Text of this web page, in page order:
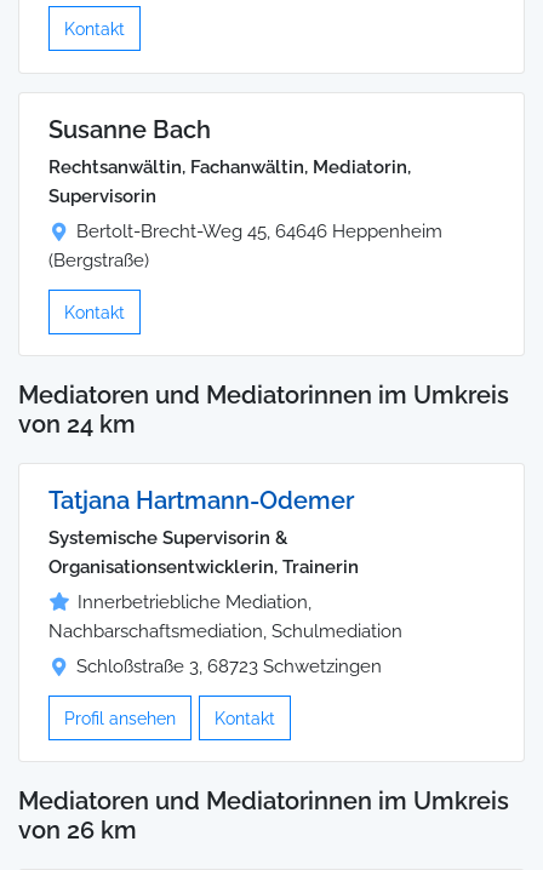
Kontakt
Susanne Bach
Rechtsanwältin, Fachanwältin, Mediatorin,
Supervisorin
Bertolt-Brecht-Weg 45, 64646 Heppenheim
(Bergstraße)
Kontakt
Mediatoren und Mediatorinnen im Umkreis
von 24 km
Tatjana Hartmann-Odemer
Systemische Supervisorin &
Organisationsentwicklerin, Trainerin
Innerbetriebliche Mediation,
Nachbarschaftsmediation, Schulmediation
Schloßstraße 3, 68723 Schwetzingen
Profil ansehen Kontakt
Mediatoren und Mediatorinnen im Umkreis
von 26 km